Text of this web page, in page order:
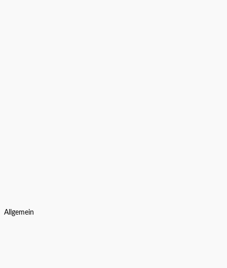
Allgemein